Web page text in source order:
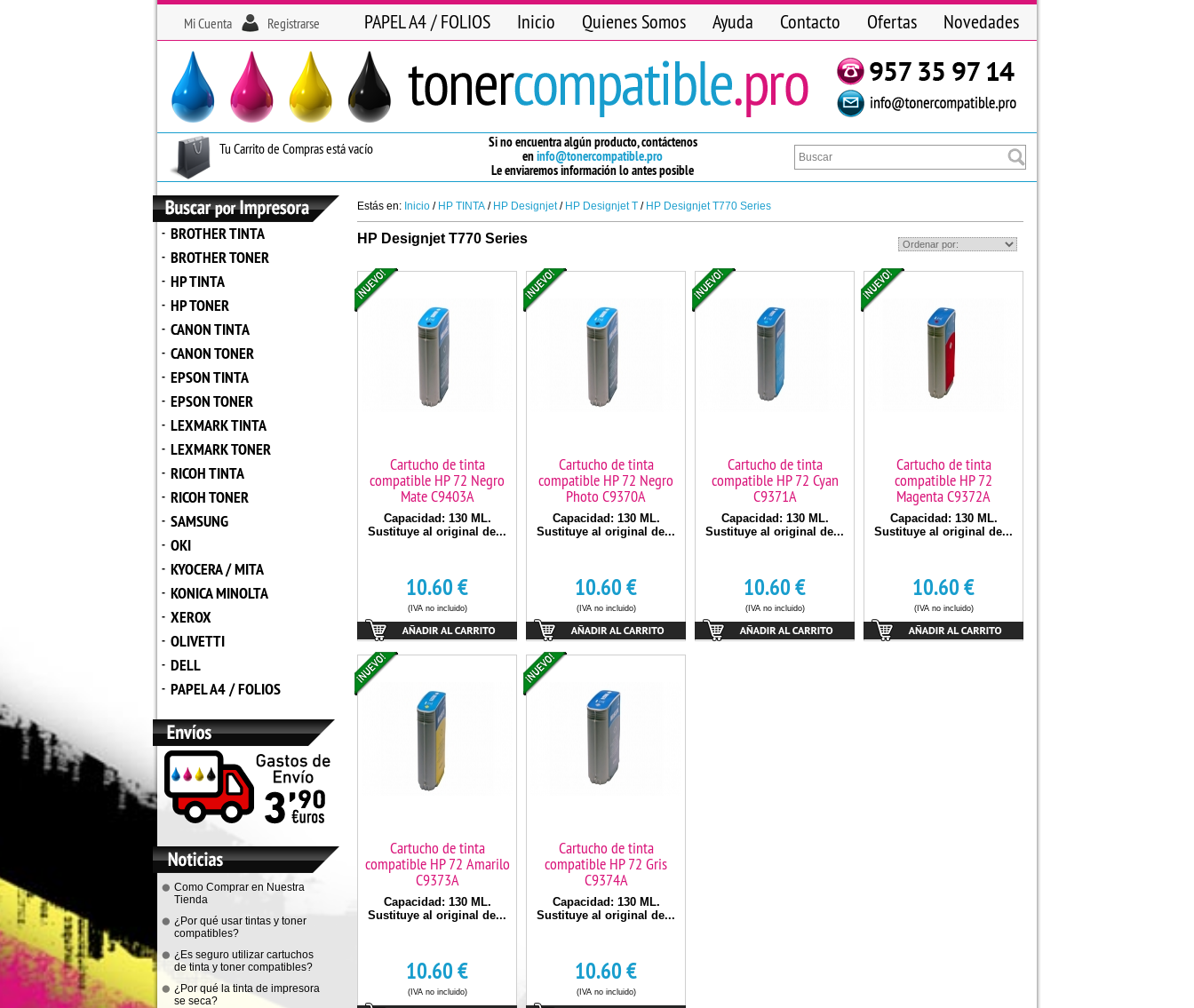
Mi Cuenta Registrarse PAPEL A4 / FOLIOS Inicio Quienes Somos Ayuda Contacto Ofertas Novedades
Si no encuentra algún producto, contáctenos
eninfo@tonercompatible.pro
Le enviaremos información lo antes posible
Tu Carrito de Compras está vacío
- BROTHER TINTA
- BROTHER TONER
- HP TINTA
- HP TONER
- CANON TINTA
- CANON TONER
- EPSON TINTA
- EPSON TONER
- LEXMARK TINTA
- LEXMARK TONER
- RICOH TINTA
- RICOH TONER
- SAMSUNG
- OKI
- KYOCERA / MITA
- KONICA MINOLTA
- XEROX
- OLIVETTI
- DELL
- PAPEL A4 / FOLIOS
Como Comprar en Nuestra
Tienda
¿Por qué usar tintas y toner
compatibles?
¿Es seguro utilizar cartuchos
de tinta y toner compatibles?
¿Por qué la tinta de impresora
se seca?
Estás en: Inicio / HP TINTA / HP Designjet/ HP Designjet T / HP Designjet T770 Series
HP Designjet T770 Series
Cartucho de tinta
compatible HP 72 Negro
Mate C9403A
Capacidad: 130 ML.
Sustituye al original de...
10.60€
(IVA no incluido)
Cartucho de tinta
compatible HP 72 Negro
Photo C9370A
Capacidad: 130 ML.
Sustituye al original de...
10.60€
(IVA no incluido)
Cartucho de tinta
compatible HP 72 Cyan
C9371A
Capacidad: 130 ML.
Sustituye al original de...
10.60€
(IVA no incluido)
Cartucho de tinta
compatible HP 72
Magenta C9372A
Capacidad: 130 ML.
Sustituye al original de...
10.60€
(IVA no incluido)
Cartucho de tinta
compatible HP 72 Amarilo
C9373A
Capacidad: 130 ML.
Sustituye al original de...
10.60€
(IVA no incluido)
Cartucho de tinta
compatible HP 72 Gris
C9374A
Capacidad: 130 ML.
Sustituye al original de...
10.60€
(IVA no incluido)